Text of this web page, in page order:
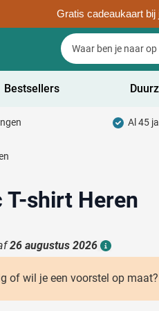
Gratis cadeaukaart bij
Zoek
Zoek
submenu voor Schrijfwaren
submenu voor Drinkwaren
submenu voor Gadgets &
submenu voor Tassen
submenu voor Electronica
Bestsellers
Al 45
T-shirt Heren
26 augustus 2026
Details
of wil je een voorstel op